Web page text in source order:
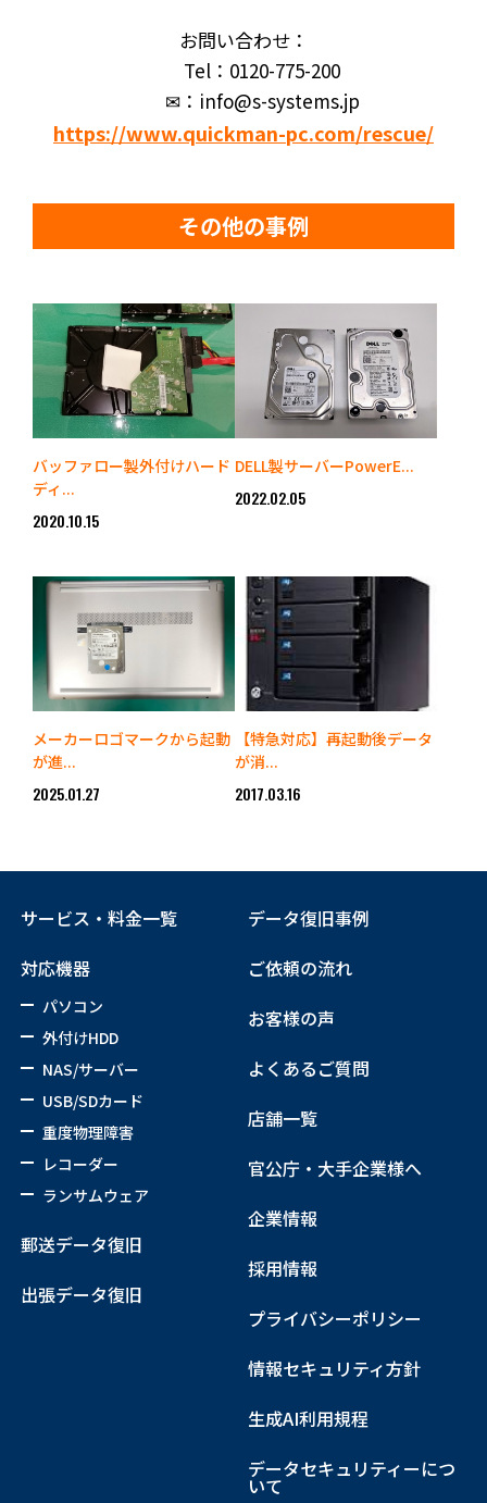
お問い合わせ：
Tel：0120-775-200
✉：info@s-systems.jp
https://www.quickman-pc.com/rescue/
その他の事例
バッファロー製外付けハード
ディ...
2020.10.15
DELL製サーバーPowerE...
2022.02.05
メーカーロゴマークから起動
が進...
2025.01.27
【特急対応】再起動後データ
が消...
2017.03.16
サービス・料金一覧
対応機器
パソコン
外付けHDD
NAS/サーバー
USB/SDカード
重度物理障害
レコーダー
ランサムウェア
郵送データ復旧
出張データ復旧
データ復旧事例
ご依頼の流れ
お客様の声
よくあるご質問
店舗一覧
官公庁・大手企業様へ
企業情報
採用情報
プライバシーポリシー
情報セキュリティ方針
生成AI利用規程
データセキュリティーにつ
いて